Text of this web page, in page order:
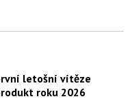
letošní vítěze
roku 2026